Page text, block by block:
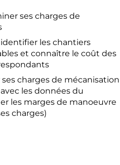
ses charges de
les chantiers
et connaître le coût des
charges de mécanisation
les données du
les marges de manoeuvre
charges)